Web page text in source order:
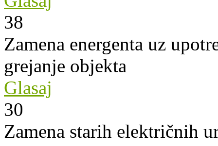
38
Zamena energenta uz
grejanje objekta
Glasaj
30
Zamena starih električnih